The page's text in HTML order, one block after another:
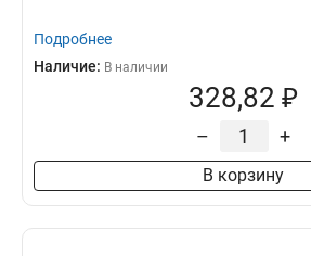
Подробнее
Наличие: В наличии
328,82 ₽
– +
В корзину